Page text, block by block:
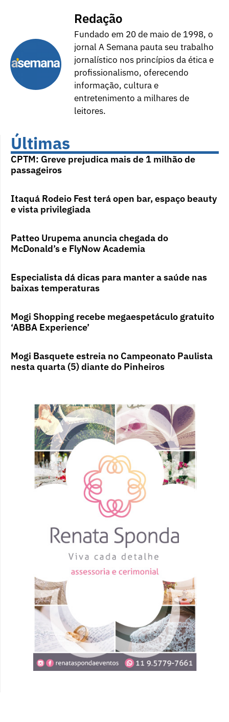
Redação
Fundado em 20 de maio de 1998, o
jornal A Semana pauta seu trabalho
jornalístico nos princípios da ética e
profissionalismo, oferecendo
informação, cultura e
entretenimento a milhares de
leitores.
Últimas
CPTM: Greve prejudica mais de 1 milhão de
passageiros
Itaquá Rodeio Fest terá open bar, espaço beauty
e vista privilegiada
Patteo Urupema anuncia chegada do
McDonald’s e FlyNow Academia
Especialista dá dicas para manter a saúde nas
baixas temperaturas
Mogi Shopping recebe megaespetáculo gratuito
‘ABBA Experience’
Mogi Basquete estreia no Campeonato Paulista
nesta quarta (5) diante do Pinheiros